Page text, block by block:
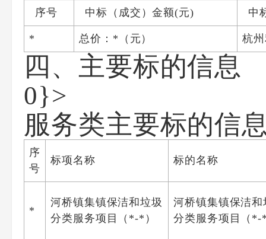
序号 中标（成交）金额(元) 中
* 总价：*（元） 杭
四、主要标的信息
0}>
服务类主要标的信
序
号
标项名称 标的名称
*
河桥镇集镇保洁和垃圾
分类服务项目（*-*）
河桥镇集镇保洁和
分类服务项目（*-